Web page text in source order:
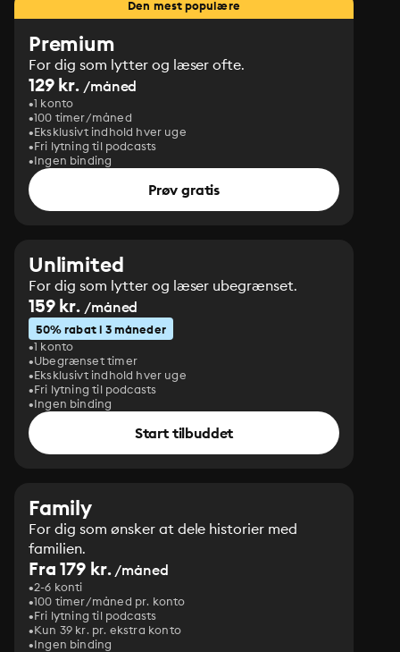
Den mest populære
Premium
For dig som lytter og læser ofte.
129 kr. /måned
1 konto
100 timer/måned
Eksklusivt indhold hver uge
Fri lytning til podcasts
Ingen binding
Prøv gratis
Unlimited
For dig som lytter og læser ubegrænset.
159 kr. /måned
50% rabat i 3 måneder
1 konto
Ubegrænset timer
Eksklusivt indhold hver uge
Fri lytning til podcasts
Ingen binding
Start tilbuddet
Family
For dig som ønsker at dele historier med
familien.
Fra 179 kr./måned
2-6 konti
100 timer/måned pr. konto
Fri lytning til podcasts
Kun 39 kr. pr. ekstra konto
Ingen binding